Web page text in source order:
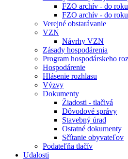
FZO archív - do
FZO archív - do
Verejné obstarávanie
VZN
Návrhy VZN
Zásady hospodárenia
Program hospodárskeho
Hospodárenie
Hlásenie rozhlasu
Výzvy
Dokumenty
Žiadosti - tlačivá
Dôvodové správy
Stavebný úrad
Ostatné dokumenty
Sčítanie obyvateľov
Podateľňa tlačív
Udalosti